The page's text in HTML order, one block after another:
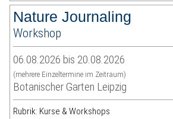
Nature Journaling
Workshop
06.08.2026 bis 20.08.2026
(mehrere Einzeltermine im Zeitraum)
Botanischer Garten Leipzig
Rubrik: Kurse & Workshops